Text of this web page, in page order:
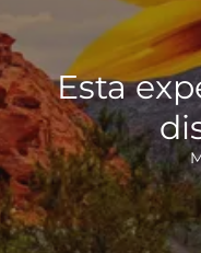
Esta